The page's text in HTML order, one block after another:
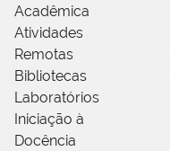
Acadêmica
Atividades
Remotas
Bibliotecas
Laboratórios
Iniciação à
Docência